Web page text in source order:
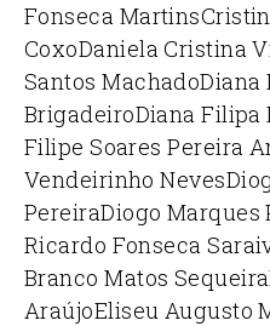
Fonseca Martins
CoxoDaniela Cristina
Santos MachadoDiana
BrigadeiroDiana Filipa
Filipe Soares Pereira
Vendeirinho Neves
PereiraDiogo Marques
Ricardo Fonseca
Branco Matos Sequeira
AraújoEliseu Augusto